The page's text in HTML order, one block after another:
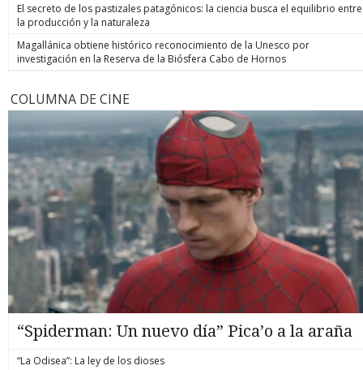
El secreto de los pastizales patagónicos: la ciencia busca el equilibrio entre
la producción y la naturaleza
Magallánica obtiene histórico reconocimiento de la Unesco por
investigación en la Reserva de la Biósfera Cabo de Hornos
COLUMNA DE CINE
“Spiderman: Un nuevo día” Pica’o a la araña
“La Odisea”: La ley de los dioses